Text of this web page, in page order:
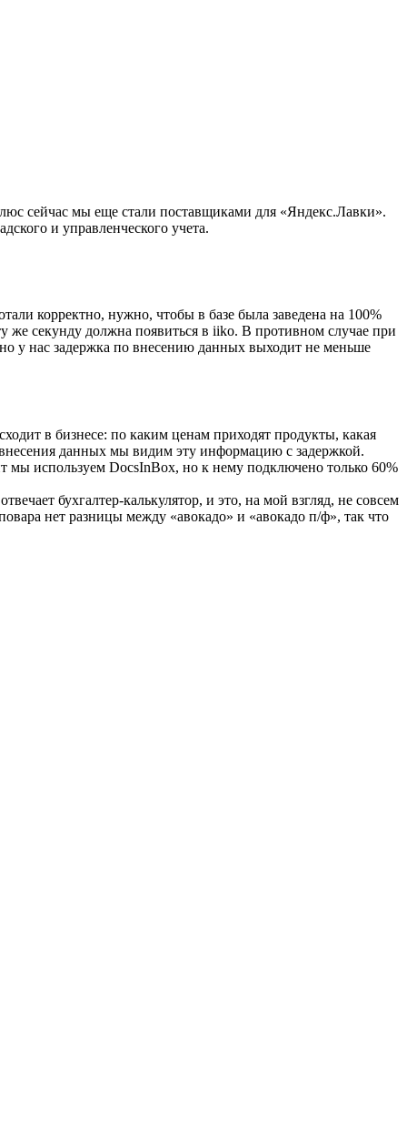
сейчас мы еще стали поставщиками для «Яндекс.Лавки».
и управленческого учета.
корректно, нужно, чтобы в базе была заведена на 100%
же секунду должна появиться в iiko. В противном случае при
у нас задержка по внесению данных выходит не меньше
в бизнесе: по каким ценам приходят продукты, какая
внесения данных мы видим эту информацию с задержкой.
используем DocsInBox, но к нему подключено только 60%
бухгалтер-калькулятор, и это, на мой взгляд, не совсем
нет разницы между «авокадо» и «авокадо п/ф», так что